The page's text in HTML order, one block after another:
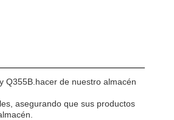
Q355B.hacer de nuestro almacén
asegurando que sus productos